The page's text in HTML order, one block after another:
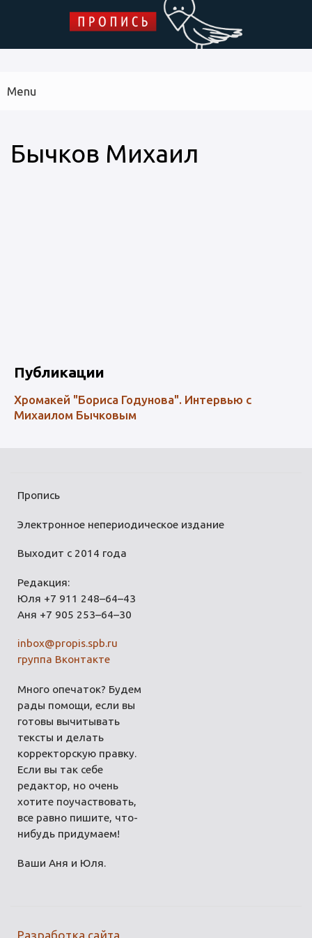
Skip to main content
Main
Menu
Бычков Михаил
Публикации
Хромакей "Бориса Годунова". Интервью с
Михаилом Бычковым
Пропись
Электронное непериодическое издание
Выходит с 2014 года
Редакция:
Юля +7 911 248–64–43
Аня +7 905 253–64–30
inbox@propis.spb.ru
группа Вконтакте
Много опечаток? Будем
рады помощи, если вы
готовы вычитывать
тексты и делать
корректорскую правку.
Если вы так себе
редактор, но очень
хотите поучаствовать,
все равно пишите, что-
нибудь придумаем!
Ваши Аня и Юля.
Разработка сайта